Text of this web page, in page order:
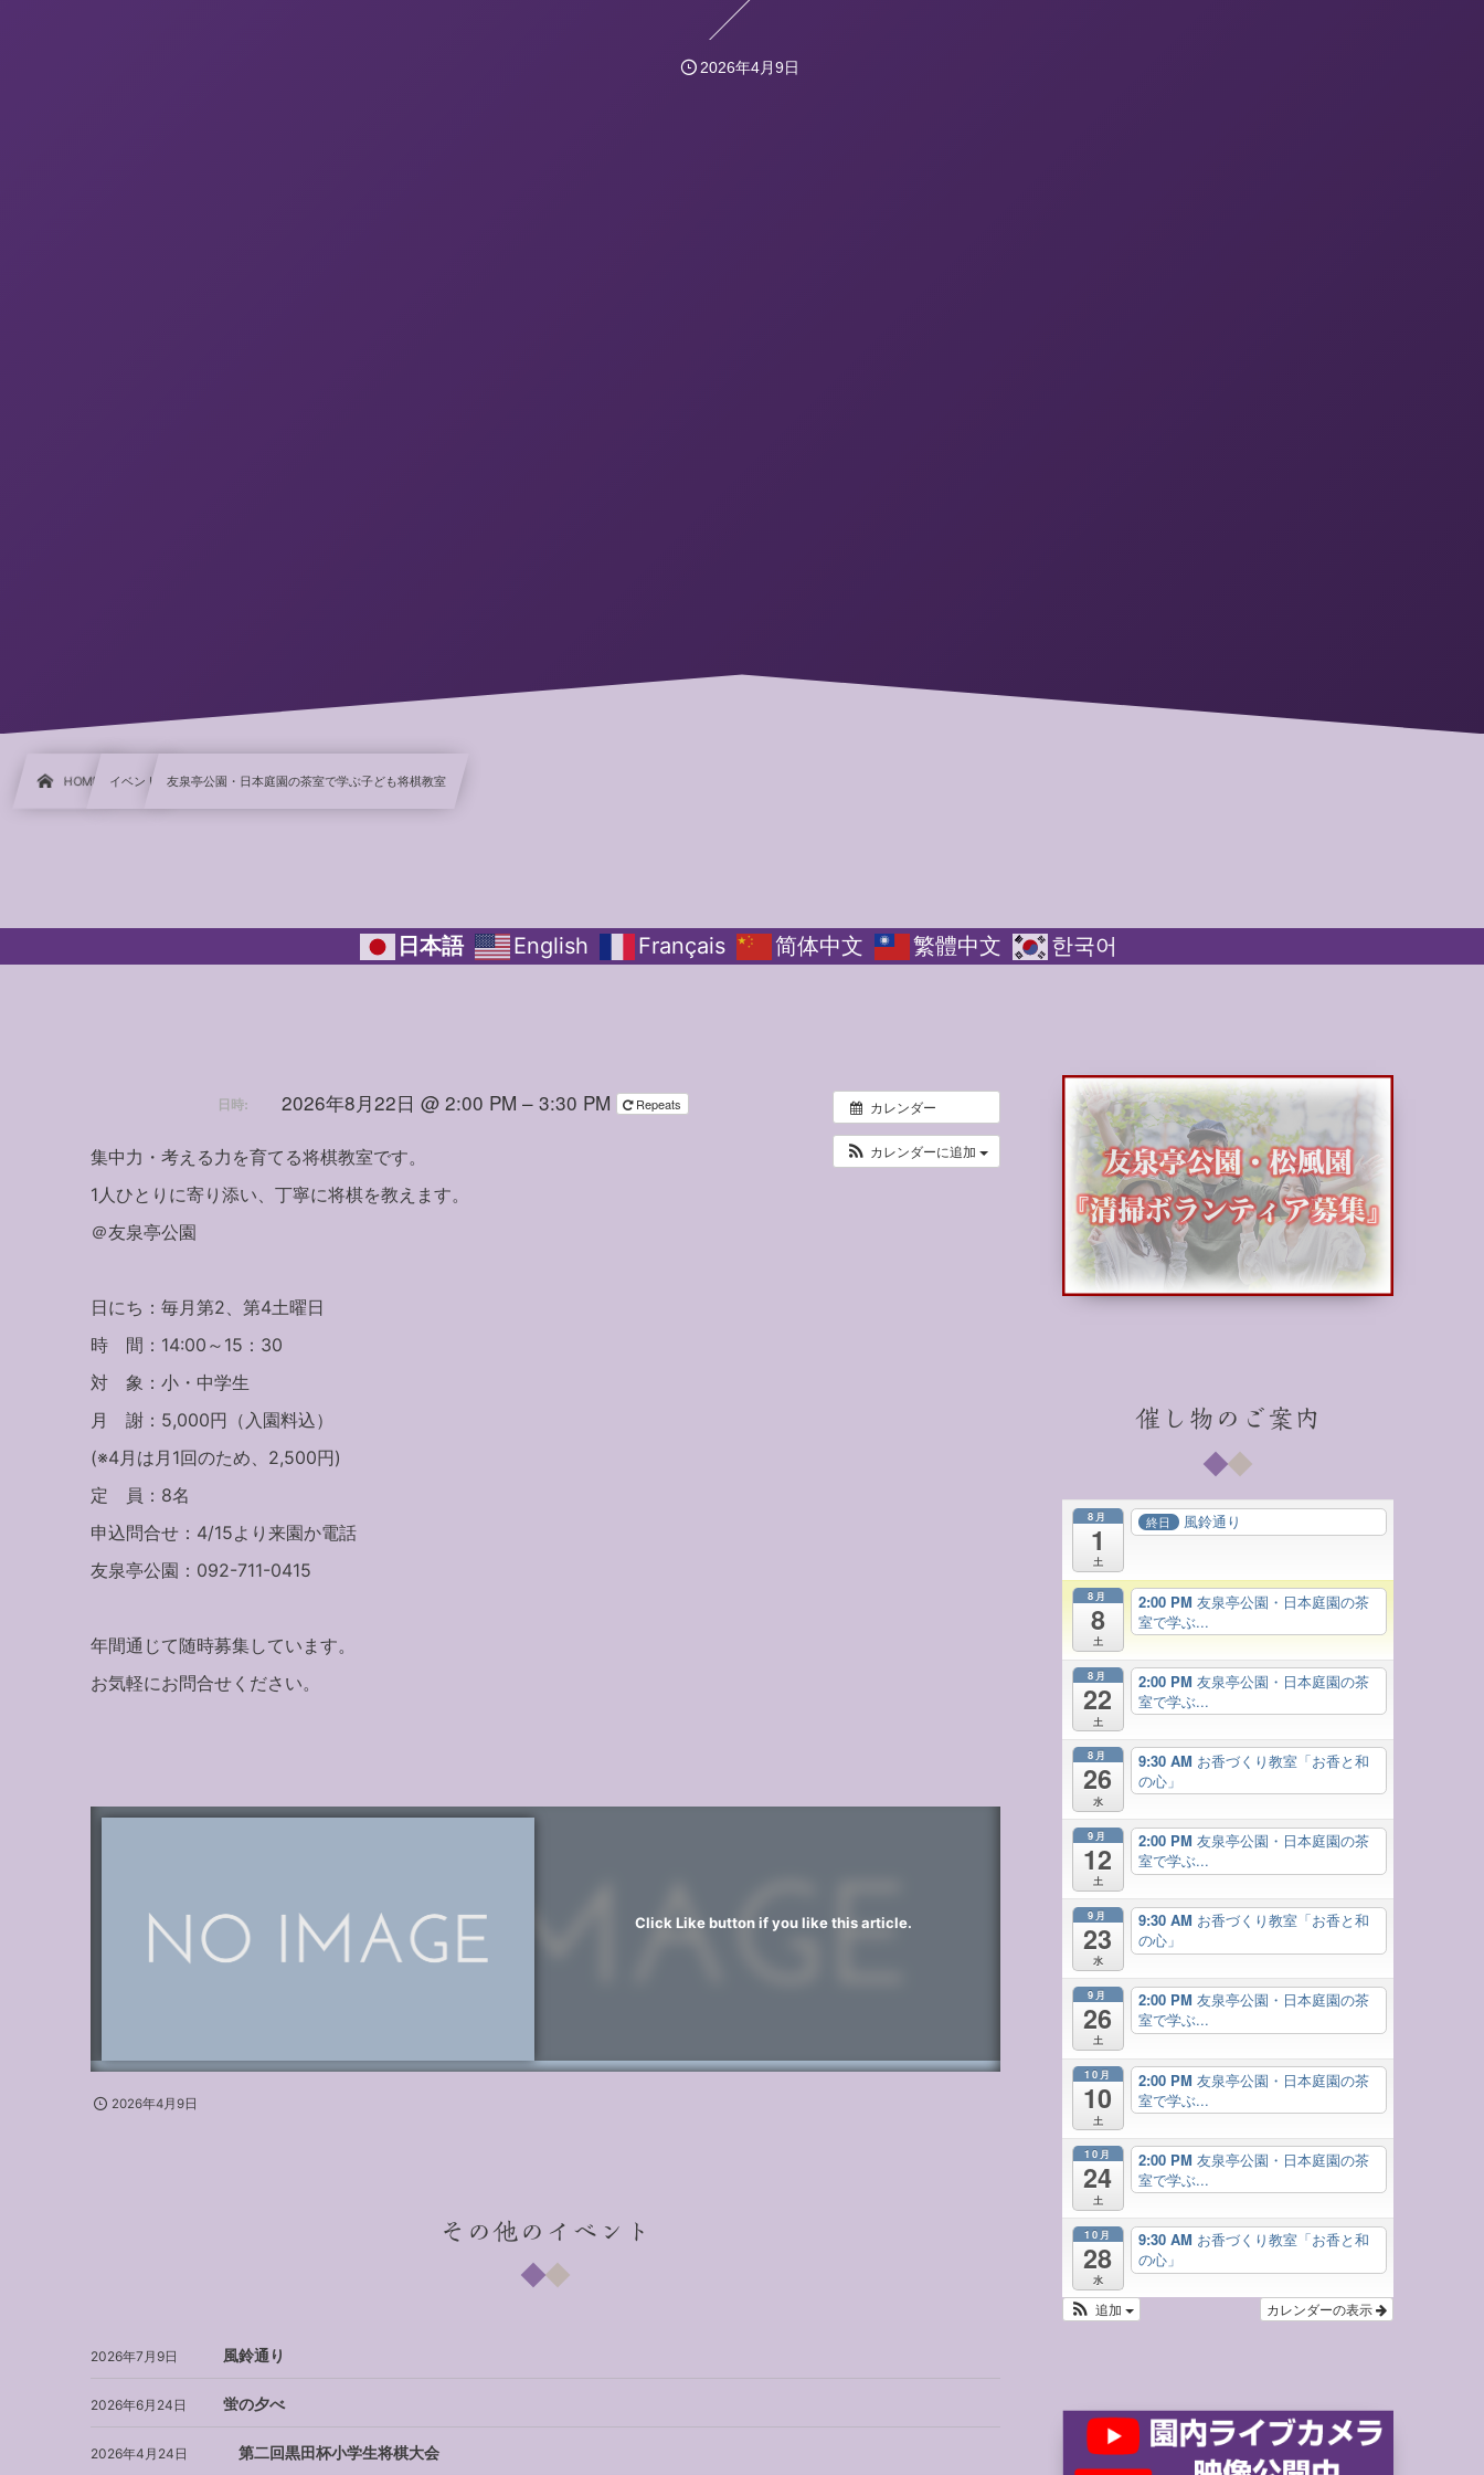
2026年4月9日
HOME イベント 友泉亭公園・日本庭園の茶室で学ぶ子ども将棋教室
日本語 English Français 简体中文 繁體中文 한국어
カレンダー
カレンダーに追加
日時: 2026年8月22日 @ 2:00 PM – 3:30 PM Repeats
集中力・考える力を育てる将棋教室です。
1人ひとりに寄り添い、丁寧に将棋を教えます。
＠友泉亭公園
日にち：毎月第2、第4土曜日
時 間：14:00～15：30
対 象：小・中学生
月 謝：5,000円（入園料込）
(※4月は月1回のため、2,500円)
定 員：8名
申込問合せ：4/15より来園か電話
友泉亭公園：092-711-0415
年間通じて随時募集しています。
お気軽にお問合せください。
Click Like button if you like this article.
2026年4月9日
その他のイベント
2026年7月9日 風鈴通り
2026年6月24日 蛍の夕べ
2026年4月24日 第二回黒田杯小学生将棋大会
催し物のご案内
8月
1
土
終日 風鈴通り
8月
8
土
2:00 PM 友泉亭公園・日本庭園の茶
室で学ぶ...
8月
22
土
2:00 PM 友泉亭公園・日本庭園の茶
室で学ぶ...
8月
26
水
9:30 AM お香づくり教室「お香と和
の心」
9月
12
土
2:00 PM 友泉亭公園・日本庭園の茶
室で学ぶ...
9月
23
水
9:30 AM お香づくり教室「お香と和
の心」
9月
26
土
2:00 PM 友泉亭公園・日本庭園の茶
室で学ぶ...
10月
10
土
2:00 PM 友泉亭公園・日本庭園の茶
室で学ぶ...
10月
24
土
2:00 PM 友泉亭公園・日本庭園の茶
室で学ぶ...
10月
28
水
9:30 AM お香づくり教室「お香と和
の心」
カレンダーの表示
追加